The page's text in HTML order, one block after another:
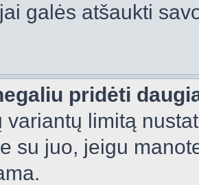
galės atšaukti
pridėti
variantų limitą
su juo, jeigu